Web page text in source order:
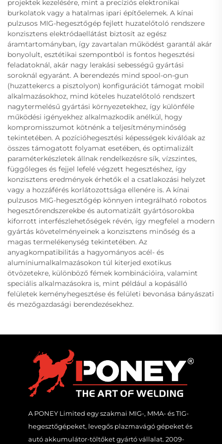
projektek kezelésére, mint a precíziós elektronikai
burkolatok vagy a hatalmas ipari építőelemek. A kínai
pulzusos MIG-hegesztőgép fejlett huzatelőtoló rendszere
konzisztens elektródaellátást biztosít az egész
áramtartományban, így zavartalan működést garantál akár
bonyolult, esztétikai szempontból is fontos hegesztési
feladatoknál, akár nagy lerakási sebességű gyártási
soroknál egyaránt. A berendezés mind spool-on-gun
(huzattekercs a pisztolyon) konfigurációt támogat mobil
alkalmazásokhoz, mind köteles huzatelőtoló rendszert
nagytermelésű gyártási környezetekhez, így különféle
működési igényekhez alkalmazkodik anélkül, hogy
kompromisszumot kötnénk a teljesítményminőség
tekintetében. A pozícióhegesztési képességek kiválóak az
összes támogatott folyamat esetében, és optimalizált
paraméterkészletek állnak rendelkezésre sík, vízszintes,
függőleges és fejjel lefelé végzett hegesztéshez, így
konzisztens eredmények érhetők el a csatlakozási helyzet
vagy a hozzáférés korlátozottsága ellenére is. A kínai
pulzusos MIG-hegesztőgép könnyen integrálható robotos
hegesztőrendszerekbe és automatizált gyártósorokba
kiforrott interfészlehetőségek révén, így megfelel a modern
gyártás követelményeinek a konzisztens minőség és a
magas termelékenység tekintetében. Az
anyagkompatibilitás a hagyományos acél- és
alumíniumalkalmazásokon túl kiterjed exotikus
ötvözetekre, különböző fémek kombinációira, valamint
speciális alkalmazásokra is, mint például a kopásálló
felületek keményhegesztése és felületi bevonása bányászati
és mezőgazdasági berendezésekhez.
A PONEY Limited egy szakmai MIG-, MMA- és TIG-
hegesztőgépeket, levegős plazmavágó gépeket és
autó akkumulátor-töltőket gyártó vállalat. 2009-